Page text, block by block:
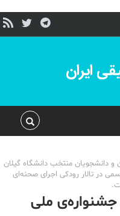
ایران
دانشجویان منتخب دانشگاه گیلان
در تالار رودکی اجرای صحنه‌ای
جشنواره‌ی ملی